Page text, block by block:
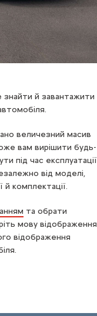
й завантажити
величезний масив
вам вирішити будь-
під час експлуатації
від моделі,
й комплектації.
та обрати
мову відображення
відображення